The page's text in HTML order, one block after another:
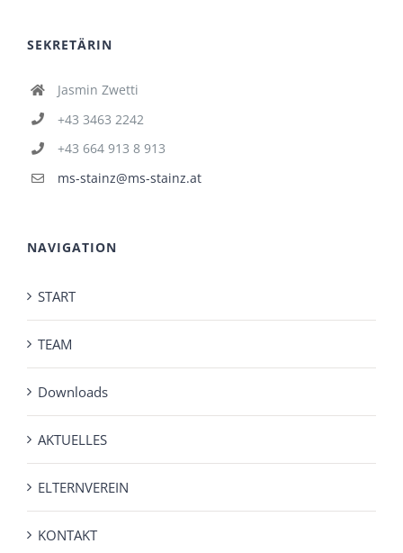
SEKRETÄRIN
Jasmin Zwetti
+43 3463 2242
+43 664 913 8 913
ms-stainz@ms-stainz.at
NAVIGATION
START
TEAM
Downloads
AKTUELLES
ELTERNVEREIN
KONTAKT